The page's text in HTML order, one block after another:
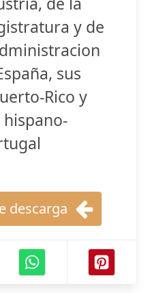
y de
sus
Rico y
hispano-
descarga